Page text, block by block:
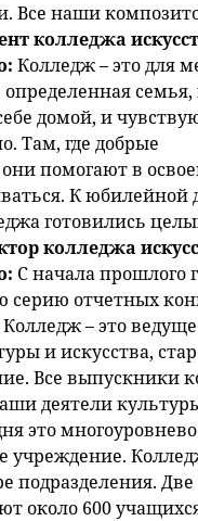
Все наши
колледжа
Колледж – это для
семья,
домой, и
Там, где добрые
помогают в
К юбилейной
готовились
колледжа
С начала прошлого
серию отчетных
– это
и искусства,
Все выпускники
деятели
это
учреждение.
подразделения. Две
около 600